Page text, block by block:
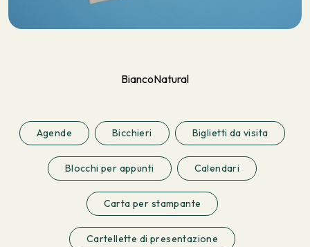
BiancoNatural
Agende Bicchieri Biglietti da visita
Blocchi per appunti Calendari
Carta per stampante
Cartellette di presentazione